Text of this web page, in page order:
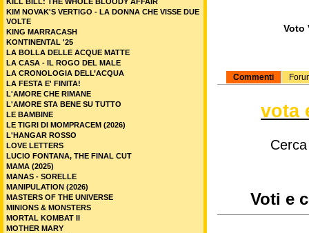
Voto
Commenti
vota
Voti e
KIM NOVAK'S VERTIGO - LA DONNA CHE VISSE DUE
VOLTE
KING MARRACASH
KONTINENTAL '25
LA BOLLA DELLE ACQUE MATTE
LA CASA - IL ROGO DEL MALE
LA CRONOLOGIA DELL’ACQUA
LA FESTA E' FINITA!
L'AMORE CHE RIMANE
L'AMORE STA BENE SU TUTTO
LE BAMBINE
LE TIGRI DI MOMPRACEM (2026)
L'HANGAR ROSSO
LOVE LETTERS
LUCIO FONTANA, THE FINAL CUT
MAMA (2025)
MANAS - SORELLE
MANIPULATION (2026)
MASTERS OF THE UNIVERSE
MINIONS & MONSTERS
MORTAL KOMBAT II
MOTHER MARY